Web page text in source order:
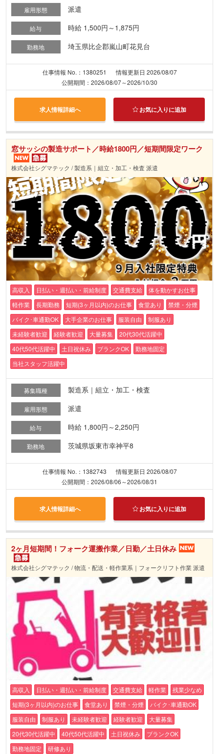
雇用形態 派遣
給与 時給 1,500円～1,875円
勤務地 埼玉県比企郡嵐山町花見台
仕事情報 No.：1380251
情報更新日 2026/08/07
公開期間：2026/08/07～2026/10/30
求人情報詳細へ お気に入りに追加
窓サッシの製造サポート／時給1800円／短期間限定ワーク
株式会社シグマテック / 製造系｜組立・加工・検査 派遣
高収入 日払い・週払い・前給制度 交通費支給
体を動かすお仕事
軽作業
長期勤務 短期(3ヶ月以内)のお仕事 食堂あり
禁煙・分煙
バイク･車通勤OK
大手企業のお仕事 服装自由
制服あり
未経験者歓迎
経験者歓迎 大量募集
20代30代活躍中
40代50代活躍中
土日祝休み ブランクOK
勤務地固定
当社スタッフ活躍中
募集職種 製造系｜組立・加工・検査
雇用形態 派遣
給与 時給 1,800円～2,250円
勤務地 茨城県坂東市幸神平8
仕事情報 No.：1382743
情報更新日 2026/08/07
公開期間：2026/08/06～2026/08/31
求人情報詳細へ お気に入りに追加
2ヶ月短期間！フォーク運搬作業／日勤／土日休み
株式会社シグマテック / 物流・配送・軽作業系｜フォークリフト作業 派遣
高収入 日払い・週払い・前給制度 交通費支給 軽作業
残業少なめ
短期(3ヶ月以内)のお仕事
食堂あり 禁煙・分煙
バイク･車通勤OK
服装自由
制服あり 未経験者歓迎 経験者歓迎
大量募集
20代30代活躍中
40代50代活躍中 土日祝休み
ブランクOK
勤務地固定
研修あり